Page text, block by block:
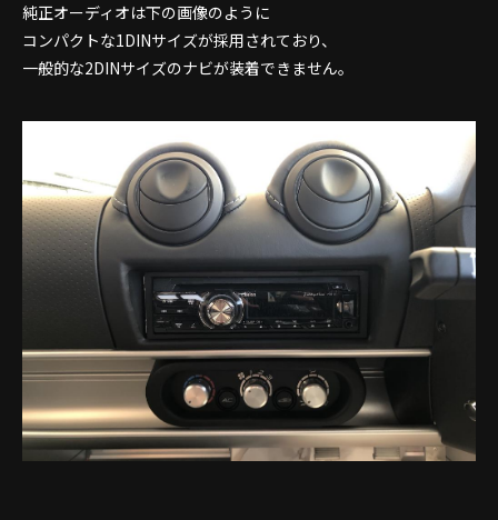
純正オーディオは下の画像のように
コンパクトな1DINサイズが採用されており、
一般的な2DINサイズのナビが装着できません。